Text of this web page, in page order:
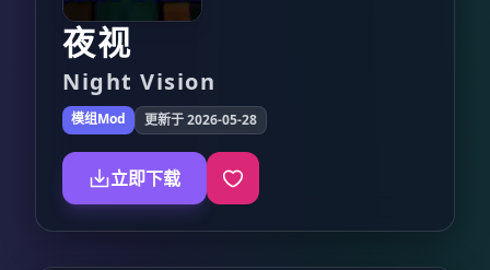
夜视
Night Vision
模组Mod 更新于 2026-05-28
立即下载